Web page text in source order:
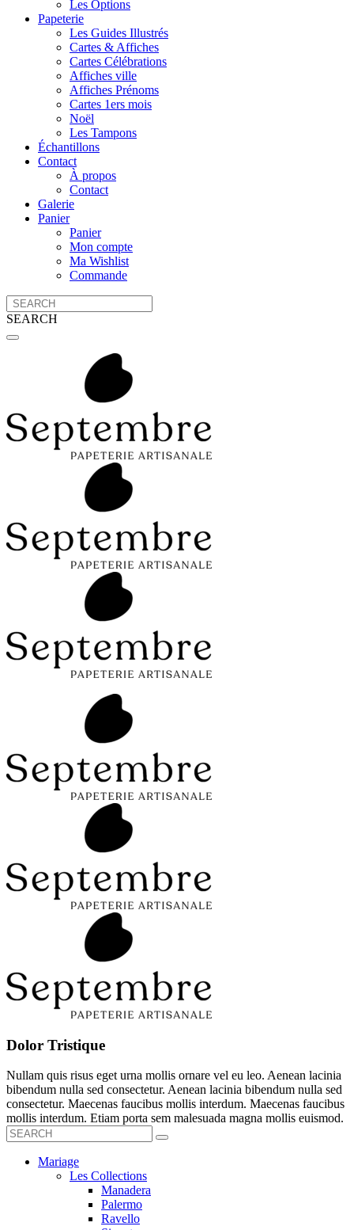
Les Options
Papeterie
Les Guides Illustrés
Cartes & Affiches
Cartes Célébrations
Affiches ville
Affiches Prénoms
Cartes 1ers mois
Noël
Les Tampons
Échantillons
Contact
À propos
Contact
Galerie
Panier
Panier
Mon compte
Ma Wishlist
Commande
SEARCH
Dolor Tristique
Nullam quis risus eget urna mollis ornare vel eu leo. Aenean lacinia
bibendum nulla sed consectetur. Aenean lacinia bibendum nulla sed
consectetur. Maecenas faucibus mollis interdum. Maecenas faucibus
mollis interdum. Etiam porta sem malesuada magna mollis euismod.
Mariage
Les Collections
Manadera
Palermo
Ravello